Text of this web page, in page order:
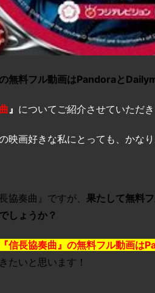
無料フル動画はPandoraと
』 についてご紹介させていただき
映画好きな私にとっても、かな
協奏曲』ですが、 果たして無料
しょうか？
信長協奏曲』の無料フル動画は
たいと思います！